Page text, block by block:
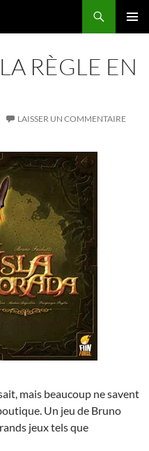
RÈGLE EN
LAISSER UN COMMENTAIRE
mais beaucoup ne savent
Un jeu de Bruno
jeux tels que